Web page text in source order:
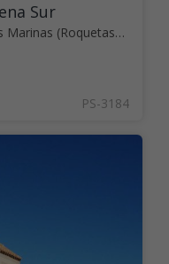
Sur
El Sabinar - Urbanizaciones - Las Marinas (Roquetas de Mar)
PS-3184